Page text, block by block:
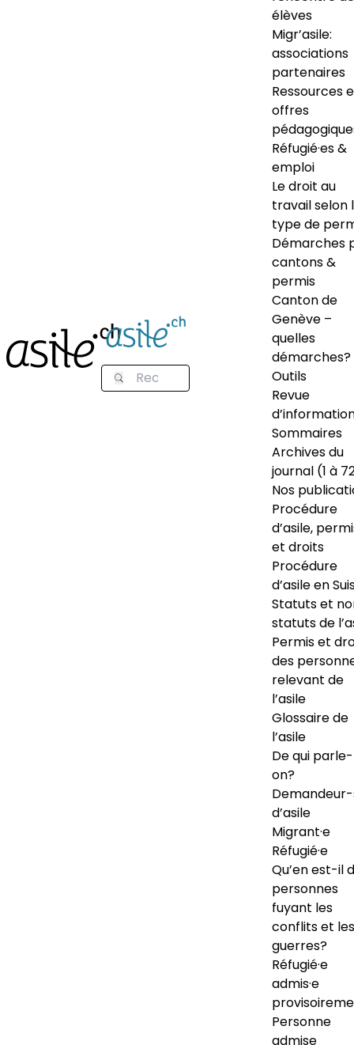
élèves
Migr’asile:
associations
partenaires
Ressources
offres
Réfugié·es &
emploi
Le droit au
travail selon
type de
Démarches
cantons &
permis
Canton de
Genève –
quelles
démarches?
Outils
Revue
Sommaires
Archives du
journal (1 à
Nos
Procédure
d’asile,
et droits
Procédure
d’asile en
Statuts et
statuts de
Permis et
des
relevant de
l’asile
Glossaire de
l’asile
De qui
on?
d’asile
Migrant·e
Réfugié·e
Qu’en est-il
personnes
fuyant les
conflits et les
guerres?
Réfugié·e
admis·e
Personne
admise